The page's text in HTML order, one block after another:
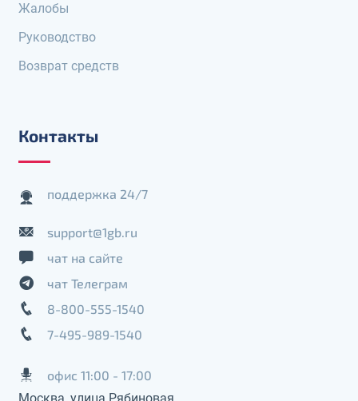
Жалобы
Руководство
Возврат средств
Контакты
поддержка 24/7
support@1gb.ru
чат на сайте
чат Телеграм
8-800-555-1540
7-495-989-1540
офис 11:00 - 17:00